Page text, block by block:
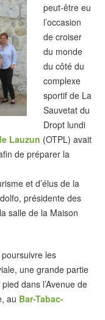
peut-être eu
l’occasion
de croiser
du monde
du côté du
complexe
sportif de La
Sauvetat du
Dropt lundi
Lauzun (OTPL) avait
de préparer la
et d’élus de la
présidente des
salle de la Maison
les
une grande partie
dans l’Avenue de
au Bar-Tabac-